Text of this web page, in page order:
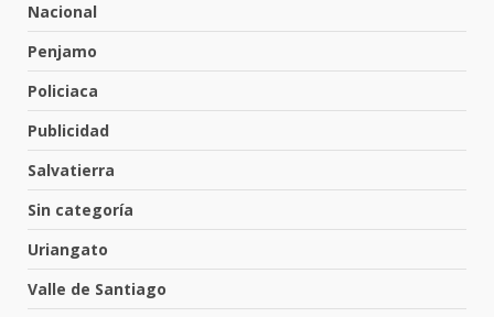
Nacional
Penjamo
Policiaca
Publicidad
Salvatierra
Sin categoría
Uriangato
Valle de Santiago
7
FISCALÍA GENERAL DEL ESTADO
LEGALIDAD CON LA
1